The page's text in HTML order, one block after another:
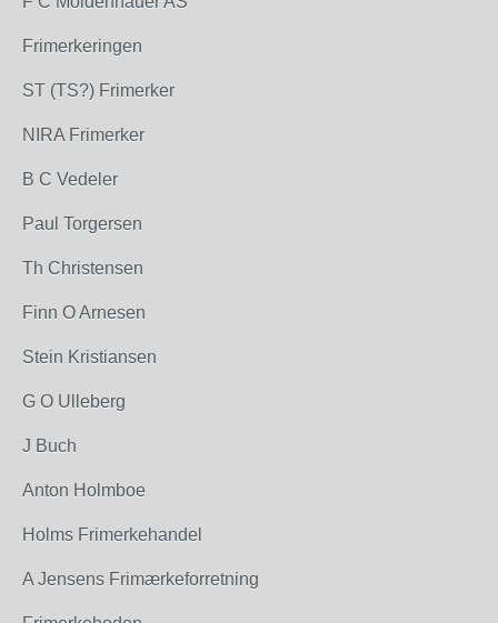
Frimerkeringen
ST (TS?) Frimerker
NIRA Frimerker
B C Vedeler
Paul Torgersen
Th Christensen
Finn O Arnesen
Stein Kristiansen
G O Ulleberg
J Buch
Anton Holmboe
Holms Frimerkehandel
A Jensens Frimærkeforretning